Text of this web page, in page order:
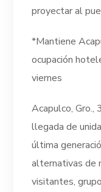
proyectar al
*Mantiene
ocupación
viernes
Acapulco, Gro.,
llegada de
última
alternativas de
visitantes,